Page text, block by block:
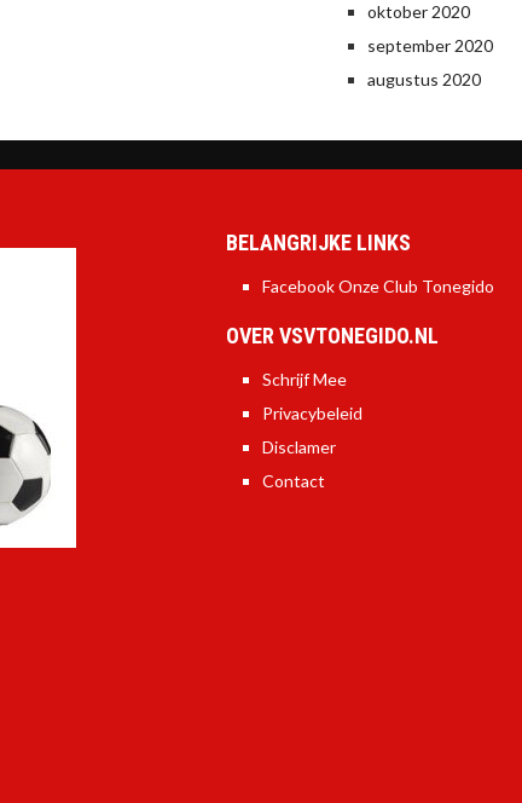
oktober 2020
september 2020
augustus 2020
BELANGRIJKE LINKS
Facebook Onze Club Tonegido
OVER VSVTONEGIDO.NL
Schrijf Mee
Privacybeleid
Disclamer
Contact